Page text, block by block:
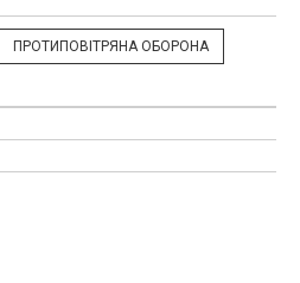
ПРОТИПОВІТРЯНА ОБОРОНА